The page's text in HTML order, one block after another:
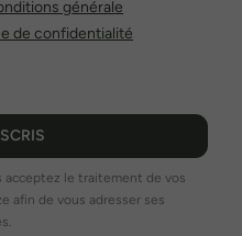
générale
de confidentialité
acceptez le traitement de vos
afin de vous adresser ses